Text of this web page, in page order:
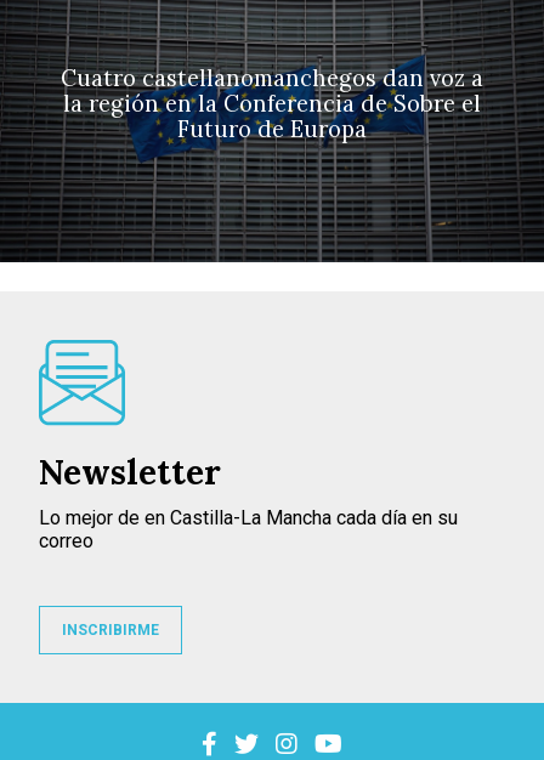
Cuatro castellanomanchegos dan voz a
la región en la Conferencia de Sobre el
Futuro de Europa
Newsletter
Lo mejor de en Castilla-La Mancha cada día en su
correo
INSCRIBIRME